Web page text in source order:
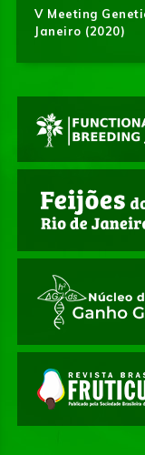
V Meeting
Janeiro (2020)